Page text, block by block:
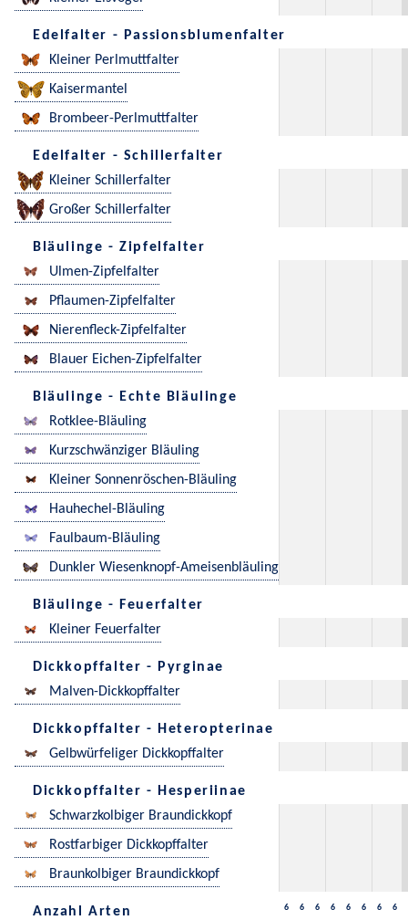
Edelfalter - Passionsblumenfalter
Kleiner Perlmuttfalter
Kaisermantel
Brombeer-Perlmuttfalter
Edelfalter - Schillerfalter
Kleiner Schillerfalter
Großer Schillerfalter
Bläulinge - Zipfelfalter
Ulmen-Zipfelfalter
Pflaumen-Zipfelfalter
Nierenfleck-Zipfelfalter
Blauer Eichen-Zipfelfalter
Bläulinge - Echte Bläulinge
Rotklee-Bläuling
Kurzschwänziger Bläuling
Kleiner Sonnenröschen-Bläuling
Hauhechel-Bläuling
Faulbaum-Bläuling
Dunkler Wiesenknopf-Ameisenbläuling
Bläulinge - Feuerfalter
Kleiner Feuerfalter
Dickkopffalter - Pyrginae
Malven-Dickkopffalter
Dickkopffalter - Heteropterinae
Gelbwürfeliger Dickkopffalter
Dickkopffalter - Hesperiinae
Schwarzkolbiger Braundickkopf
Rostfarbiger Dickkopffalter
Braunkolbiger Braundickkopf
Anzahl Arten 6 6 6 6 6 6 6 6